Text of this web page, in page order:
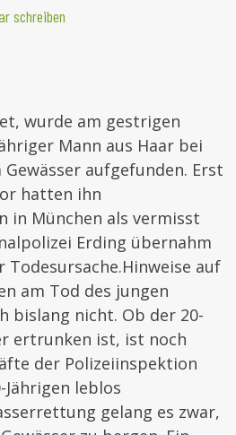
schreiben
wurde am gestrigen
Mann aus Haar bei
aufgefunden. Erst
hatten ihn
in München als vermisst
Erding übernahm
Hinweise auf
am Tod des jungen
bislang nicht. Ob der 20-
ertrunken ist, ist noch
der Polizeiinspektion
leblos
gelang es zwar,